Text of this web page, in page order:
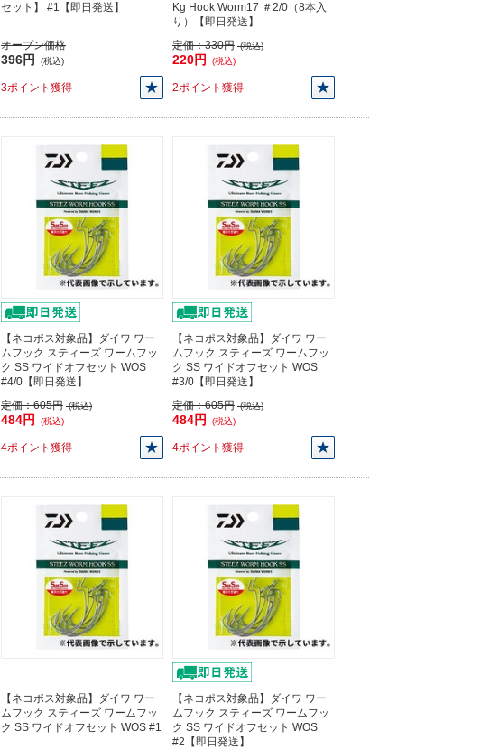
セット】 #1【即日発送】
オープン価格
396円 (税込)
3ポイント獲得
Kg Hook Worm17 ＃2/0（8本入
り）【即日発送】
定価：330円 (税込)
220円 (税込)
2ポイント獲得
【ネコポス対象品】ダイワ ワー
ムフック スティーズ ワームフッ
ク SS ワイドオフセット WOS
#4/0【即日発送】
定価：605円 (税込)
484円 (税込)
4ポイント獲得
【ネコポス対象品】ダイワ ワー
ムフック スティーズ ワームフッ
ク SS ワイドオフセット WOS
#3/0【即日発送】
定価：605円 (税込)
484円 (税込)
4ポイント獲得
【ネコポス対象品】ダイワ ワー
ムフック スティーズ ワームフッ
ク SS ワイドオフセット WOS #1
【ネコポス対象品】ダイワ ワー
ムフック スティーズ ワームフッ
ク SS ワイドオフセット WOS
#2【即日発送】